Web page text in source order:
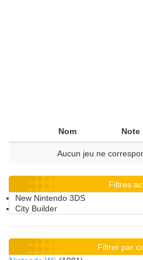
Nom Note
Aucun jeu ne
Filtres
New Nintendo 3DS
City Builder
Filtrer par